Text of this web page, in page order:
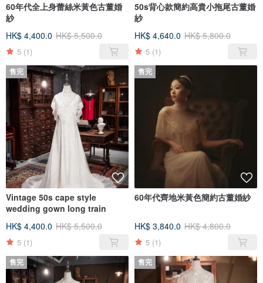
60年代全上身蕾絲米黃色古董婚
紗
HK$ 4,400.0 HK$ 5,500.0
5 (1)
50s背心款簡約高貴小拖尾古董婚
紗
HK$ 4,640.0 HK$ 5,800.0
5 (1)
售完
Vintage 50s cape style
wedding gown long train
HK$ 4,400.0 HK$ 5,500.0
5 (1)
售完
60年代齊地米黃色簡約古董婚紗
HK$ 3,840.0 HK$ 4,800.0
5 (1)
售完 售完